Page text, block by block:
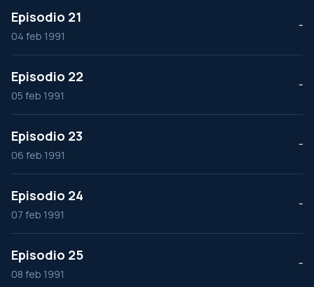
Episodio 21
04 feb 1991
--
Episodio 22
05 feb 1991
--
Episodio 23
06 feb 1991
--
Episodio 24
07 feb 1991
--
Episodio 25
08 feb 1991
--